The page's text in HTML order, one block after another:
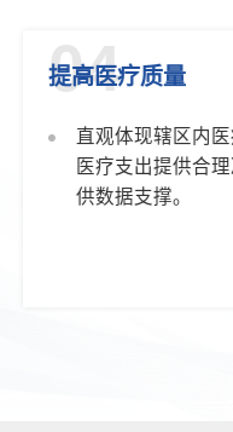
04
提高医疗质量
直观体现辖区内
医疗支出提供合
供数据支撑。